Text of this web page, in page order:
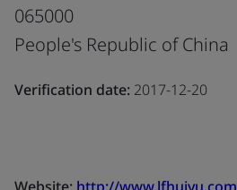
065000
People's Republic of China
Verification date: 2017-12-20